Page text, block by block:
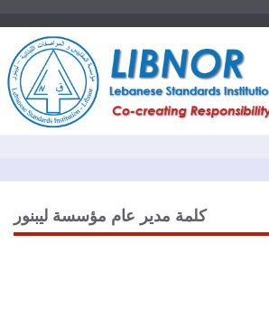
كلمة مدير عام مؤسسة ليبنور